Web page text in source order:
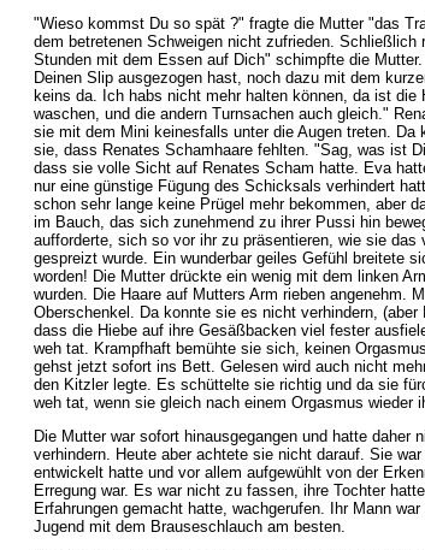
"Wieso kommst Du so spät ?" fragte die Mutter "das
dem betretenen Schweigen nicht zufrieden.
Stunden mit dem Essen auf Dich" schimpfte die
Deinen Slip ausgezogen hast, noch dazu mit dem
keins da. Ich habs nicht mehr halten können, da ist
waschen, und die andern Turnsachen auch gleich."
sie mit dem Mini keinesfalls unter die Augen treten.
sie, dass Renates Schamhaare fehlten. "Sag, was ist
dass sie volle Sicht auf Renates Scham hatte. Eva
nur eine günstige Fügung des Schicksals verhindert
schon sehr lange keine Prügel mehr bekommen, aber
im Bauch, das sich zunehmend zu ihrer Pussi hin
aufforderte, sich so vor ihr zu präsentieren, wie sie
gespreizt wurde. Ein wunderbar geiles Gefühl breitete
worden! Die Mutter drückte ein wenig mit dem linken
wurden. Die Haare auf Mutters Arm rieben angenehm.
Oberschenkel. Da konnte sie es nicht verhindern,
dass die Hiebe auf ihre Gesäßbacken viel fester
weh tat. Krampfhaft bemühte sie sich, keinen
gehst jetzt sofort ins Bett. Gelesen wird auch nicht
den Kitzler legte. Es schüttelte sie richtig und da sie
weh tat, wenn sie gleich nach einem Orgasmus
Die Mutter war sofort hinausgegangen und hatte
verhindern. Heute aber achtete sie nicht darauf. Sie
entwickelt hatte und vor allem aufgewühlt von der
Erregung war. Es war nicht zu fassen, ihre Tochter
Erfahrungen gemacht hatte, wachgerufen. Ihr Mann
Jugend mit dem Brauseschlauch am besten.